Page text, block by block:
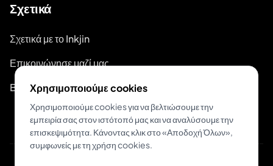
Σχετικά
Σχετικά με το Inkjin
Επικοινώνησε μαζί μας
Branding Kit
Χρησιμοποιούμε cookies
Χρησιμοποιούμε cookies για να βελτιώσουμε την
εμπειρία σας στον ιστότοπό μας και να αναλύσουμε την
επισκεψιμότητα. Κάνοντας κλικ στο «Αποδοχή Όλων»,
συμφωνείς με τη χρήση cookies.